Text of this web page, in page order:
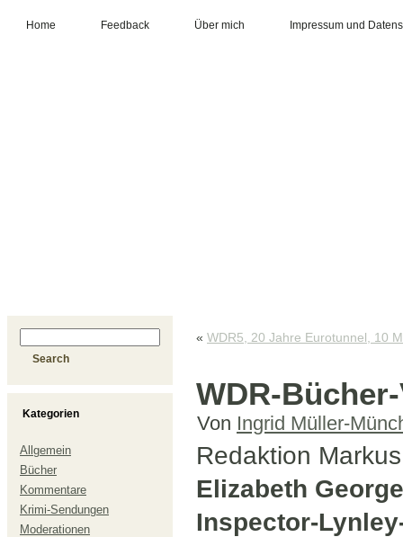
Home Feedback Über mich Impressum und
Kategorien
Allgemein
Bücher
Kommentare
Krimi-Sendungen
Moderationen
« WDR5, 20 Jahre Eurotunnel, 10
WDR-
Von Ingrid Müller-
Redaktion
Elizabeth
Inspector-